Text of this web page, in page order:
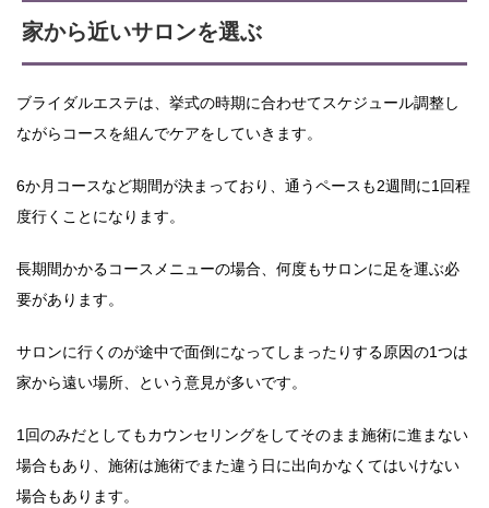
家から近いサロンを選ぶ
ブライダルエステは、挙式の時期に合わせてスケジュール調整し
ながらコースを組んでケアをしていきます。
6か月コースなど期間が決まっており、通うペースも2週間に1回程
度行くことになります。
長期間かかるコースメニューの場合、何度もサロンに足を運ぶ必
要があります。
サロンに行くのが途中で面倒になってしまったりする原因の1つは
家から遠い場所、という意見が多いです。
1回のみだとしてもカウンセリングをしてそのまま施術に進まない
場合もあり、施術は施術でまた違う日に出向かなくてはいけない
場合もあります。